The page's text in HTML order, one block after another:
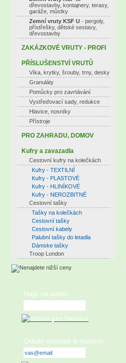
dřevostavby, kontajnery, terasy,
garáže, můstky
Zemní vruty KSF U - pergoly,
přístřešky, dětské sestavy,
dřevostavby
ZAKÁZKOVÉ VRUTY - PROFI
PŘÍSLUŠENSTVÍ VRUTŮ
Víka, krytky, šrouby, trny, desky
Granuláty
Pomůcky pro zavrtávání
Vystřeďovací sady, redukce
Hlavice, nosníky
Přístroje
PRO ZAHRADU, DOMOV
Kufry a zavazadla
Cestovní kufry na kolečkách
Kufry - TEXTILNÍ
Kufry - PLASTOVÉ
Kufry - HLINÍKOVÉ
Kufry - NEROZBITNÉ
Cestovní tašky
Tašky na kolečkách
Cestovní tašky
Cestovní kabely
Palubní tašky do letadla
Dámske tašky
Troop London
Najít na webu
Odběr novinek e-mailem